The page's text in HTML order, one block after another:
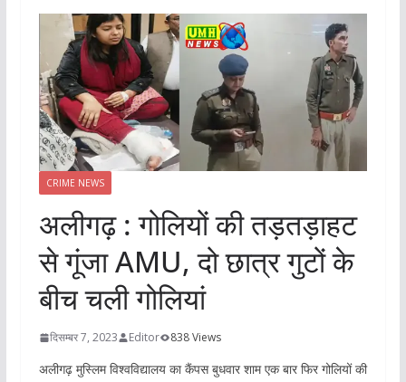
CRIME NEWS
अलीगढ़ : गोलियों की तड़तड़ाहट
से गूंजा AMU, दो छात्र गुटों के
बीच चली गोलियां
दिसम्बर 7, 2023 Editor 838 Views
अलीगढ़ मुस्लिम विश्वविद्यालय का कैंपस बुधवार शाम एक बार फिर गोलियों की